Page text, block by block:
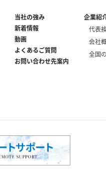
当社の強み
新着情報
動画
よくあるご質問
お問い合わせ先案内
企業紹
代表
会社
全国